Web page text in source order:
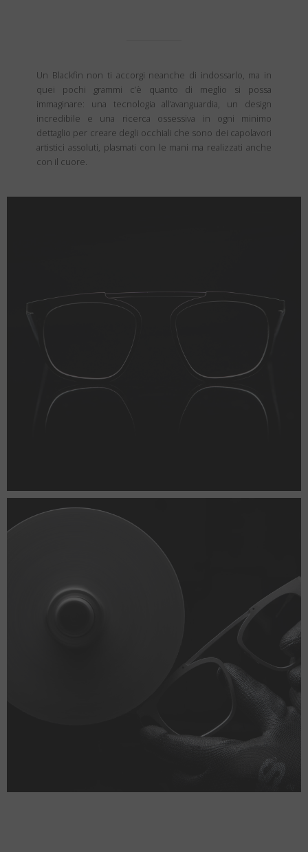
Un Blackfin non ti accorgi neanche di indossarlo, ma in
quei pochi grammi c’è quanto di meglio si possa
immaginare: una tecnologia all’avanguardia, un design
incredibile e una ricerca ossessiva in ogni minimo
dettaglio per creare degli occhiali che sono dei capolavori
artistici assoluti, plasmati con le mani ma realizzati anche
con il cuore.